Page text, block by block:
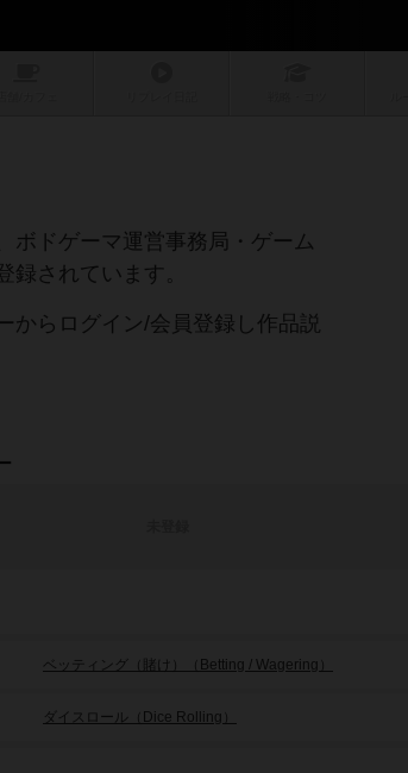
ボドゲーマ運営事務局・ゲーム
されています。
からログイン/会員登録し作品説
ベッティング（賭け）（Betting / Wagering）
ダイスロール（Dice Rolling）